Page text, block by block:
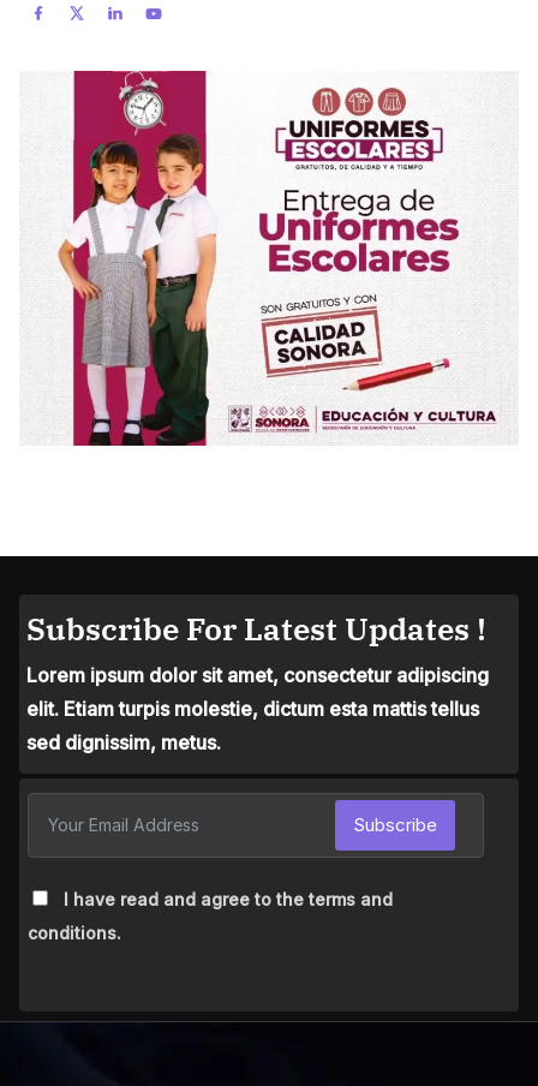
Subscribe For Latest Updates !
Lorem ipsum dolor sit amet, consectetur adipiscing
elit. Etiam turpis molestie, dictum esta mattis tellus
sed dignissim, metus.
I have read and agree to the terms and
conditions.
Subscribe